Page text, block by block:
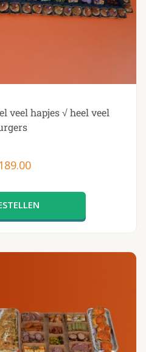
veel hapjes √ heel veel
189.00